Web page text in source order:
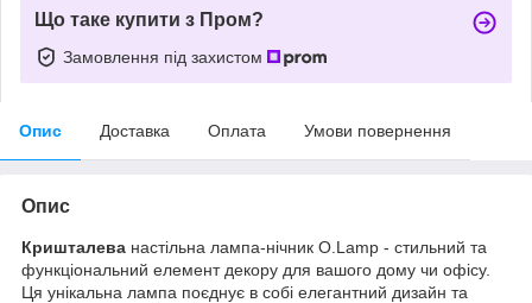
Що таке купити з Пром?
Замовлення під захистом
Опис Доставка Оплата Умови повернення
Опис
Кришталева настільна лампа-нічник O.Lamp - стильний та
функціональний елемент декору для вашого дому чи офісу.
Ця унікальна лампа поєднує в собі елегантний дизайн та